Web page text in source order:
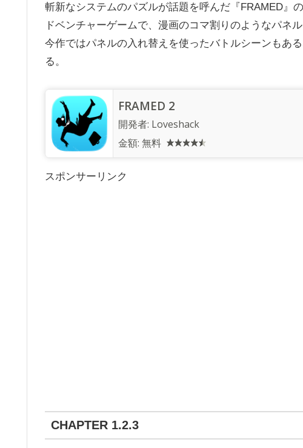
斬新なシステムのパズルが話題を呼んだ『FRAMED』
ドベンチャーゲームで、漫画のコマ割りのようなパネ
今作ではパネルの入れ替えを使ったバトルシーンもあ
る。
FRAMED 2
開発者: Loveshack
金額: 無料
スポンサーリンク
CHAPTER 1.2.3